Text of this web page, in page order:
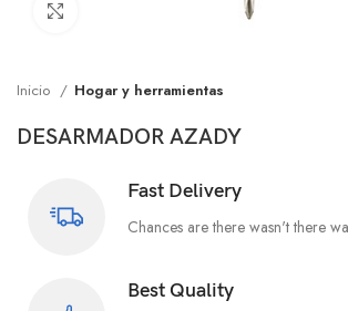
Inicio Hogar y herramientas
DESARMADOR AZADY
Fast Delivery
Chances are there wasn't there
Best Quality